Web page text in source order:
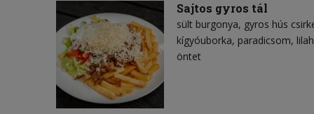
Sajtos gyros tál
sült burgonya gyros hús
kígyóuborka paradicsom
öntet